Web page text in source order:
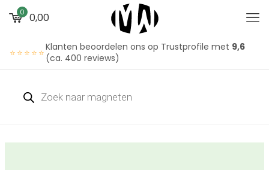
0 0,00
⭐⭐⭐⭐⭐Klanten beoordelen ons op Trustprofile met 9,6
(ca. 400 reviews)